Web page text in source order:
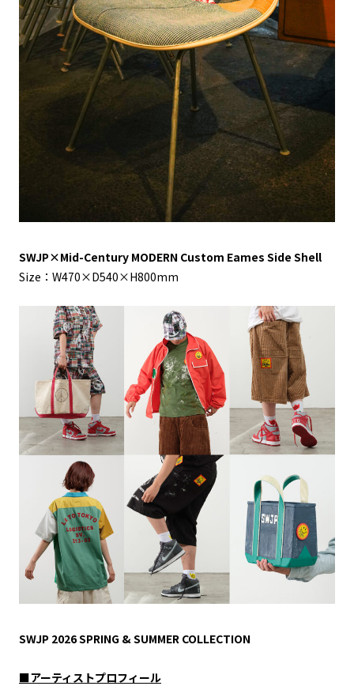
SWJP×Mid-Century MODERN Custom Eames Side Shell
Size：W470×D540×H800mm
SWJP 2026 SPRING & SUMMER COLLECTION
■アーティストプロフィール